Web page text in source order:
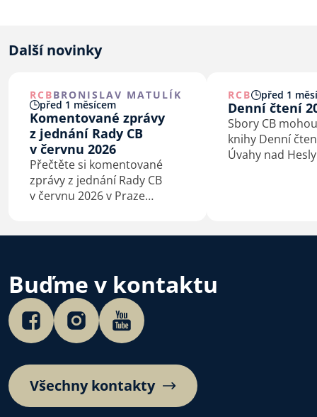
Další novinky
RCBBRONISLAV MATULÍK
před 1 měsícem
Komentované zprávy
z jednání Rady CB
v červnu 2026
Přečtěte si komentované
zprávy z jednání Rady CB
v červnu 2026 v Praze
RCB před 1
Denní čtení
Sbory CB
knihy Denní
Úvahy nad
Buďme v kontaktu
Všechny kontakty